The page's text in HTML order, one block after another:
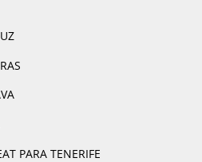
PARA TENERIFE